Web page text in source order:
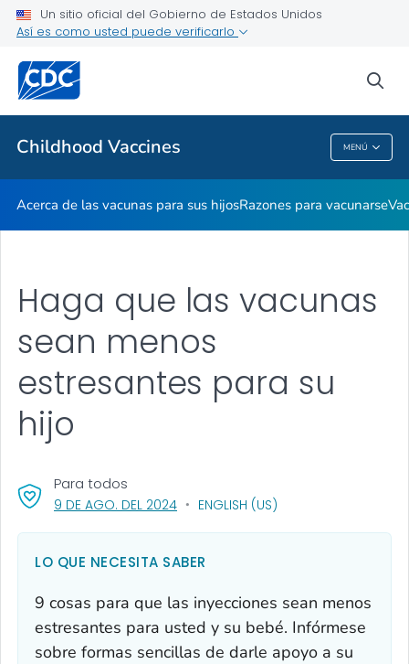
Un sitio oficial del Gobierno de Estados Unidos
Así es como usted puede verificarlo
Childhood Vaccines MENÚ
Vacúnese antes de viajar
Temas relacionados
Childhood Vaccines
Acerca de las vacunas para sus hijosRazones para vacunarse
Haga que las vacunas
sean menos
estresantes para su
hijo
9 DE AGO. DEL 2024, VISIT LINK FOR DETAILS.
ENGLISH (US)
Para todos
LO QUE NECESITA SABER
9 cosas para que las inyecciones sean menos
estresantes para usted y su bebé. Infórmese
sobre formas sencillas de darle apoyo a su